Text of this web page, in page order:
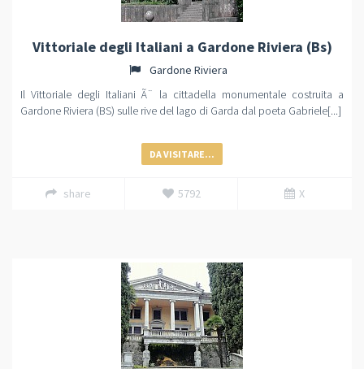
Vittoriale degli Italiani a Gardone Riviera (Bs)
Gardone Riviera
Il Vittoriale degli Italiani Ã¨ la cittadella monumentale costruita a
Gardone Riviera (BS) sulle rive del lago di Garda dal poeta Gabriele[...]
DA VISITARE...
share 5792 X